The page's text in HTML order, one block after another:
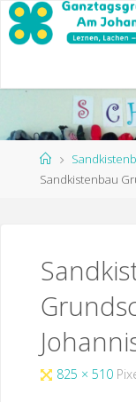
Zum
Inhalt
Start
Sandkistenbau
Originalgröße
825 × 510